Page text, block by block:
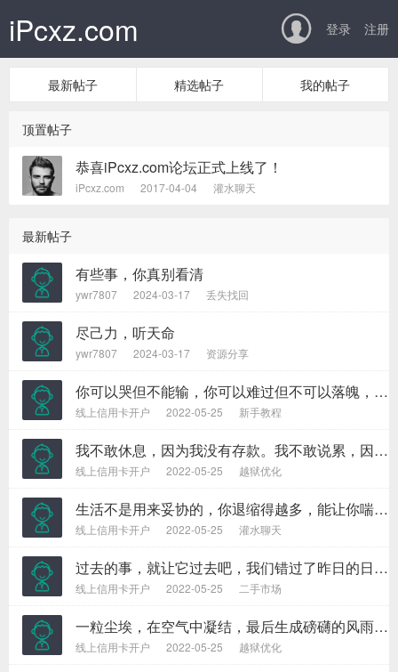
iPcxz.com  登录 注册
最新帖子 精选帖子 我的帖子
顶置帖子
恭喜iPcxz.com论坛正式上线了！
iPcxz.com 2017-04-04 灌水聊天
最新帖子
有些事，你真别看清
ywr7807 2024-03-17 丢失找回
尽己力，听天命
ywr7807 2024-03-17 资源分享
你可以哭但不能输，你可以难过但不可以落魄，你不努力怎么会知道自己可以赢得多少掌声?如果你能每天呐喊遍“我用不着为这一点小事而烦恼”，你会发现，你心里有一种不可思议的力量，试试看，很管用的。
线上信用卡开户 2022-05-25 新手教程
我不敢休息，因为我没有存款。我不敢说累，因为我没有成就。我不敢偷懒，因为我还要生活。我能放弃选择，但是我不能选择放弃。坚强拼搏是我唯一的选择。
线上信用卡开户 2022-05-25 越狱优化
生活不是用来妥协的，你退缩得越多，能让你喘息的空间就越有限。日子不是用来将就的，你表现得越卑微，一些幸福的东西就会离你越远。
线上信用卡开户 2022-05-25 灌水聊天
过去的事，就让它过去吧，我们错过了昨日的日落，再也不能错过今日的日出，保持平衡的心态，以最美好的心情来对待每一天，每一天都会充满阳光，洋溢着希望。
线上信用卡开户 2022-05-25 二手市场
一粒尘埃，在空气中凝结，最后生成磅礴的风雨；一粒沙石，在蚌体内打磨，最后结成昂贵的珍珠。有时候，渺小的开始，可以成就雄伟而宏大的事业；有时候，平凡的开始，可以走出崇高而伟大的人生。
线上信用卡开户 2022-05-25 越狱优化